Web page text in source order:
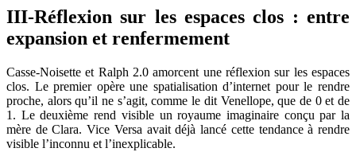
III-Réflexion sur les espaces clos : entre
expansion et renfermement
Casse-Noisette et Ralph 2.0 amorcent une réflexion sur les espaces
clos. Le premier opère une spatialisation d’internet pour le rendre
proche, alors qu’il ne s’agit, comme le dit Venellope, que de 0 et de
1. Le deuxième rend visible un royaume imaginaire conçu par la
mère de Clara. Vice Versa avait déjà lancé cette tendance à rendre
visible l’inconnu et l’inexplicable.